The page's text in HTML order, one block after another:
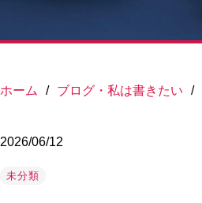
ホーム / ブログ・私は書きたい /
2026/06/12
未分類